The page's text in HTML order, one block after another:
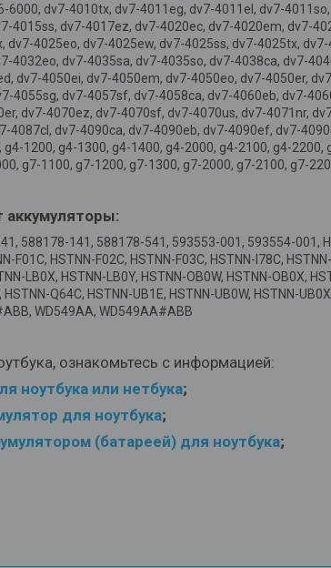
6000, dv7-4010tx, dv7-4011eg, dv7-4011el, dv7-
4015ss, dv7-4017ez, dv7-4020ec, dv7-4020em, dv7-
4025eo, dv7-4025ew, dv7-4025ss, dv7-4025tx,
4032eo, dv7-4035sa, dv7-4035so, dv7-4038ca, dv7-
dv7-4050ei, dv7-4050em, dv7-4050eo, dv7-4050er,
4055sg, dv7-4057sf, dv7-4058ca, dv7-4060eb, dv7-
dv7-4070ez, dv7-4070sf, dv7-4070us, dv7-4071nr,
4087cl, dv7-4090ca, dv7-4090eb, dv7-4090ef, dv7-
1200, g4-1300, g4-1400, g4-2000, g4-2100, g4-
g7-1100, g7-1200, g7-1300, g7-2000, g7-2100, g7-
аккумуляторы:
588178-141, 588178-541, 593553-001, 593554-001,
F01C, HSTNN-F02C, HSTNN-F03C, HSTNN-I78C,
LB0X, HSTNN-LB0Y, HSTNN-OB0W, HSTNN-OB0X,
Q64C, HSTNN-UB1E, HSTNN-UB0W, HSTNN-
WD549AA, WD549AA#ABB
ознакомьтесь с информацией:
ноутбука или нетбука;
для ноутбука;
(батареей) для ноутбука;